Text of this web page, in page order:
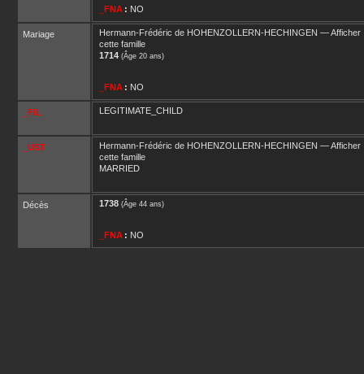
_FNA : NO
Mariage Hermann-Frédéric de HOHENZOLLERN-HECHINGEN —Afficher
cette famille
1714 (Âge 20 ans)
_FNA : NO
_FIL LEGITIMATE_CHILD
_UST Hermann-Frédéric de HOHENZOLLERN-HECHINGEN —Afficher
cette famille
MARRIED
Décès 1738 (Âge 44 ans)
_FNA : NO